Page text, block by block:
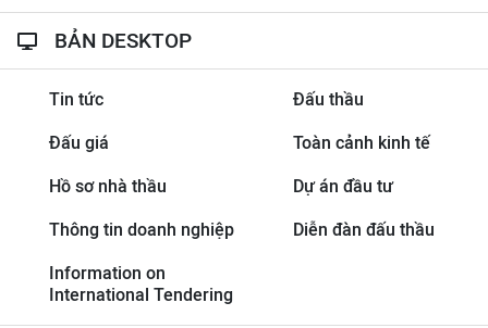
BẢN DESKTOP
Tin tức Đấu thầu
Đấu giá Toàn cảnh kinh tế
Hồ sơ nhà thầu Dự án đầu tư
Thông tin doanh nghiệp Diễn đàn đấu thầu
Information on
International Tendering